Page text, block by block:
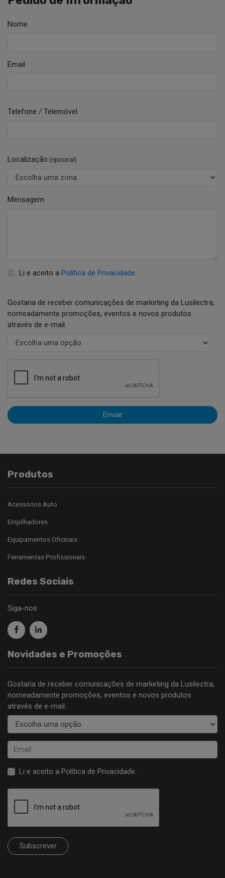
Nome
Email
Telefone / Telemóvel
Localização (opcional)
Mensagem
Li e aceito a Política de Privacidade.
Gostaria de receber comunicações de marketing da Lusilectra,
nomeadamente promoções, eventos e novos produtos
através de e-mail.
Enviar
Produtos
Acessórios Auto
Empilhadores
Equipamentos Oficinais
Ferramentas Profissionais
Redes Sociais
Siga-nos
Novidades e Promoções
Gostaria de receber comunicações de marketing da Lusilectra,
nomeadamente promoções, eventos e novos produtos
através de e-mail.
Li e aceito a Política de Privacidade.
Subscrever